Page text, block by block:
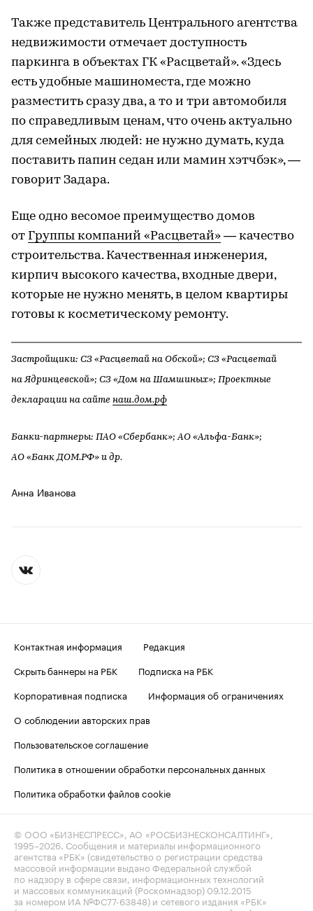
Также представитель Центрального агентства
недвижимости отмечает доступность
паркинга в объектах ГК «Расцветай». «Здесь
есть удобные машиноместа, где можно
разместить сразу два, а то и три автомобиля
по справедливым ценам, что очень актуально
для семейных людей: не нужно думать, куда
поставить папин седан или мамин хэтчбэк», —
говорит Задара.
Еще одно весомое преимущество домов
от Группы компаний «Расцветай» — качество
строительства. Качественная инженерия,
кирпич высокого качества, входные двери,
которые не нужно менять, в целом квартиры
готовы к косметическому ремонту.
Застройщики: СЗ «Расцветай на Обской»; СЗ «Расцветай
на Ядринцевской»; СЗ «Дом на Шамшиных»; Проектные
декларации на сайте наш.дом.рф
Банки-партнеры: ПАО «Сбербанк»; АО «Альфа-Банк»;
АО «Банк ДОМ.РФ» и др.
Анна Иванова
Контактная информация
Редакция
Скрыть баннеры на РБК
Подписка на РБК
Корпоративная подписка
Информация об ограничениях
О соблюдении авторских прав
Пользовательское соглашение
Политика в отношении обработки персональных данных
Политика обработки файлов cookie
© ООО «БИЗНЕСПРЕСС», АО «РОСБИЗНЕСКОНСАЛТИНГ»,
1995–2026 . Сообщения и материалы информационного
агентства «РБК» (свидетельство о регистрации средства
массовой информации выдано Федеральной службой
по надзору в сфере связи, информационных технологий
и массовых коммуникаций (Роскомнадзор) 09.12.2015
за номером ИА №ФС77-63848) и сетевого издания «РБК»